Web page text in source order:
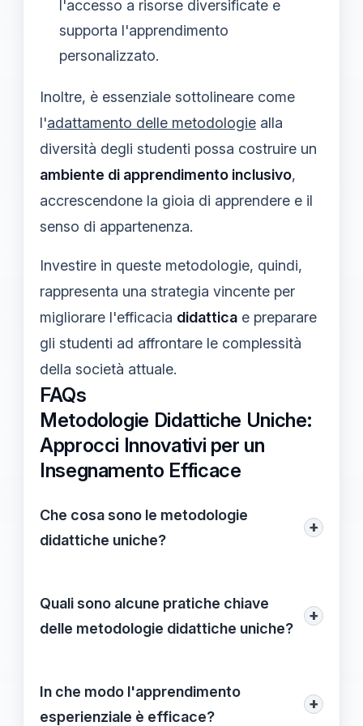
l'accesso a risorse diversificate e
supporta l'apprendimento
personalizzato.
Inoltre, è essenziale sottolineare come
l'adattamento delle metodologie alla
diversità degli studenti possa costruire un
ambiente di apprendimento inclusivo,
accrescendone la gioia di apprendere e il
senso di appartenenza.
Investire in queste metodologie, quindi,
rappresenta una strategia vincente per
migliorare l'efficacia didattica e preparare
gli studenti ad affrontare le complessità
della società attuale.
FAQs
Metodologie Didattiche Uniche:
Approcci Innovativi per un
Insegnamento Efficace
Che cosa sono le metodologie
didattiche uniche?
+
riferiscono a approcci innovativi e distintivi
nell'insegnamento, progettati per
apprendimento attivo e profondamente
Quali sono alcune pratiche chiave
delle metodologie didattiche uniche?
+
l'apprendimento esperienziale,
l'insegnamento personalizzato e l'uso
In che modo l'apprendimento
esperienziale è efficace?
+